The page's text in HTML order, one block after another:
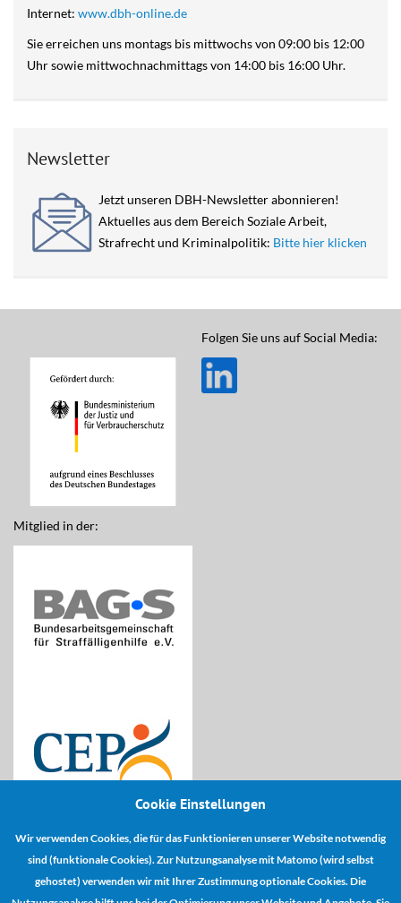
Cookie Einstellungen
Wir verwenden Cookies, die für das Funktionieren unserer Website notwendig
sind (funktionale Cookies). Zur Nutzungsanalyse mit Matomo (wird selbst
gehostet) verwenden wir mit Ihrer Zustimmung optionale Cookies. Die
Internet: www.dbh-online.de
Sie erreichen uns montags bis mittwochs von 09:00 bis 12:00
Uhr sowie mittwochnachmittags von 14:00 bis 16:00 Uhr.
Newsletter
Jetzt unseren DBH-Newsletter abonnieren!
Aktuelles aus dem Bereich Soziale Arbeit,
Strafrecht und Kriminalpolitik: Bitte hier klicken
Mitglied in der:
Kooperationspartner:
Folgen Sie uns auf Social Media: